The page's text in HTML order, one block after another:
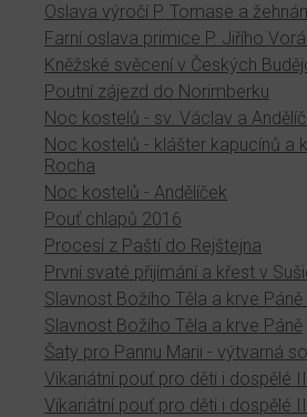
Oslava výročí P. Tomase a
Farní oslava primice P. Jiřího
Kněžské svěcení v Českých
Poutní zájezd do Norimberku
Noc kostelů - sv. Václav a
Noc kostelů - klášter kapucínů a
Rocha
Noc kostelů - Andělíček
Pouť chlapů 2016
Procesí z Paští do Rejštejna
První svaté přijímání a křest v
Slavnost Božího Těla a krve
Slavnost Božího Těla a krve Páně
Šaty pro Pannu Marii - výtvarná
Vikariátní pouť pro děti i dospělé
Vikariátní pouť pro děti i dospělé II